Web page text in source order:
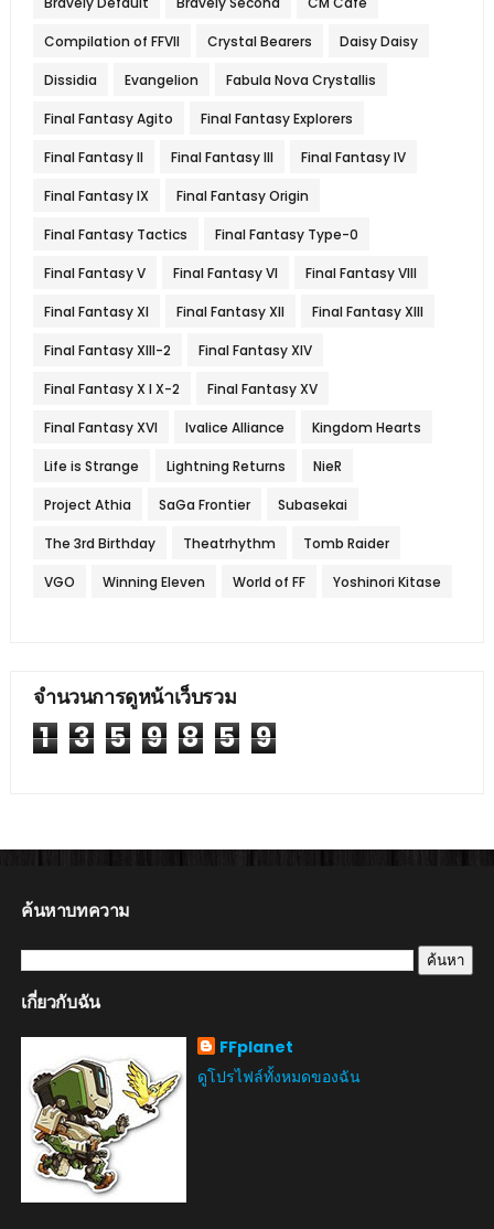
Compilation of FFVII Crystal Bearers Daisy Daisy
Dissidia Evangelion Fabula Nova Crystallis
Final Fantasy Agito Final Fantasy Explorers
Final Fantasy II Final Fantasy III Final Fantasy IV
Final Fantasy IX Final Fantasy Origin
Final Fantasy Tactics Final Fantasy Type-0
Final Fantasy V Final Fantasy VI Final Fantasy VIII
Final Fantasy XI Final Fantasy XII Final Fantasy XIII
Final Fantasy XIII-2 Final Fantasy XIV
Final Fantasy X l X-2 Final Fantasy XV
Final Fantasy XVI Ivalice Alliance Kingdom Hearts
Life is Strange Lightning Returns NieR
Project Athia SaGa Frontier Subasekai
The 3rd Birthday Theatrhythm Tomb Raider
VGO Winning Eleven World of FF Yoshinori Kitase
จำนวนการดูหน้าเว็บรวม
1 3 5 9 8 5 9
ค้นหาบทความ
เกี่ยวกับฉัน
FFplanet
ดูโปรไฟล์ทั้งหมดของฉัน